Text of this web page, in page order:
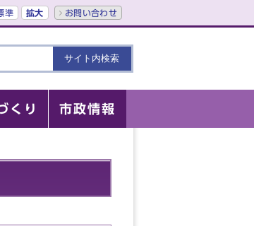
準 拡大 お問い合わせ
くり 市政情報